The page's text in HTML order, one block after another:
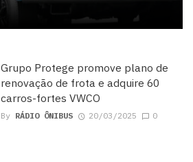
Grupo Protege promove plano de
renovação de frota e adquire 60
carros-fortes VWCO
By RÁDIO ÔNIBUS 20/03/2025 0